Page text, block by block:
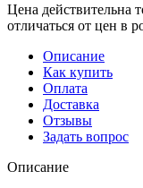
Цена действительна
отличаться от цен в
Описание
Как купить
Оплата
Доставка
Отзывы
Задать вопрос
Описание